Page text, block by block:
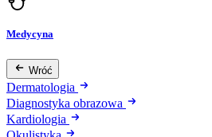
Medycyna
Wróć
Dermatologia
Diagnostyka obrazowa
Kardiologia